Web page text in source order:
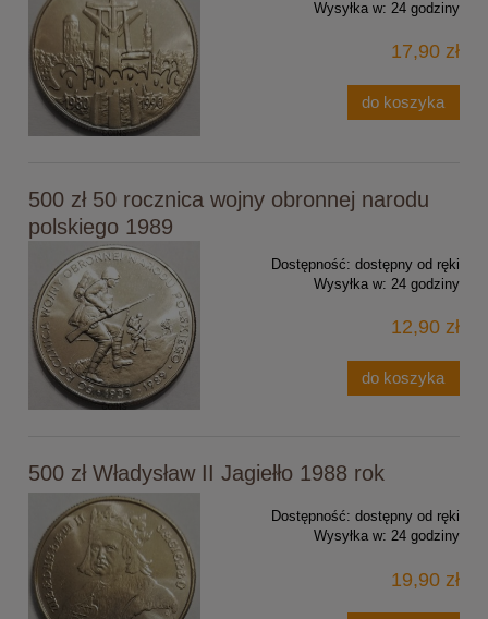
Wysyłka w: 24 godziny
17,90 zł
do koszyka
500 zł 50 rocznica wojny obronnej narodu
polskiego 1989
Dostępność: dostępny od ręki
Wysyłka w: 24 godziny
12,90 zł
do koszyka
500 zł Władysław II Jagiełło 1988 rok
Dostępność: dostępny od ręki
Wysyłka w: 24 godziny
19,90 zł